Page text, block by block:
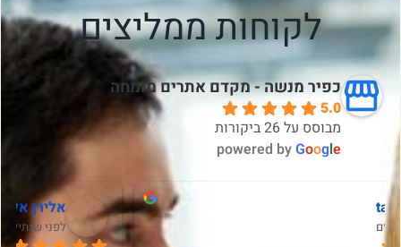
לקוחות ממליצים
כפיר מנשה - מקדם אתרים מומחה
5.0
מבוסס על 26 ביקורות
powered byGoogle